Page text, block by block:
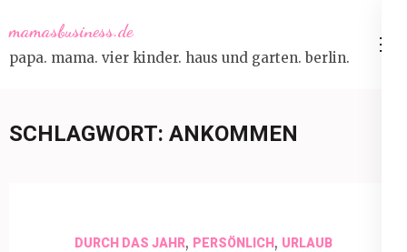
to
content
mamasbusiness.de
papa. mama. vier kinder. haus und garten. berlin.
SCHLAGWORT: ANKOMMEN
DURCH DAS JAHR, PERSÖNLICH , URLAUB